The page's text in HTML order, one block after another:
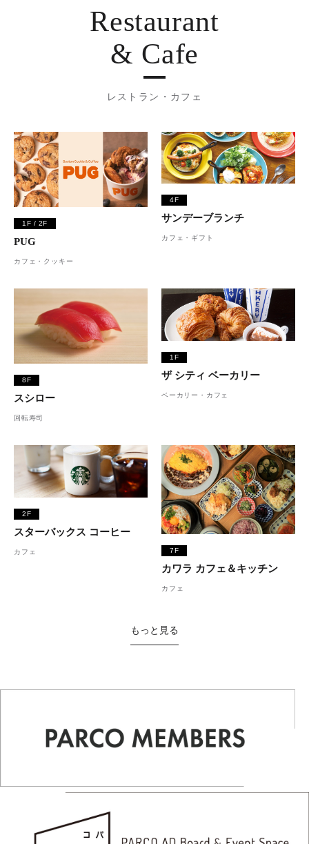
Restaurant
& Cafe
レストラン・カフェ
1F / 2F
PUG
カフェ・クッキー
4F
サンデーブランチ
カフェ・ギフト
8F
スシロー
回転寿司
1F
ザ シティ ベーカリー
ベーカリー・カフェ
2F
スターバックス コーヒー
カフェ 7F
カワラ カフェ＆キッチン
カフェ
もっと見る